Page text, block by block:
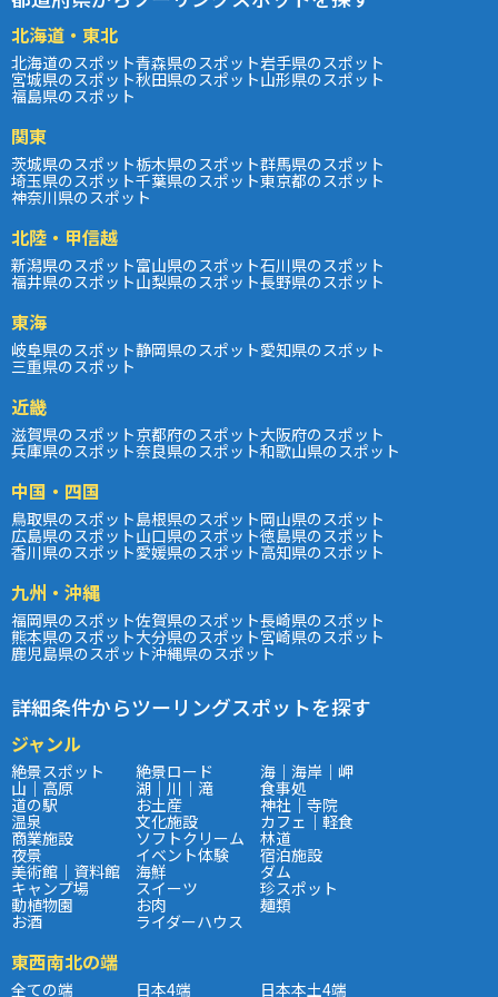
北海道・東北
北海道のスポット青森県のスポット岩手県のスポット
宮城県のスポット秋田県のスポット山形県のスポット
福島県のスポット
関東
茨城県のスポット栃木県のスポット群馬県のスポット
埼玉県のスポット千葉県のスポット東京都のスポット
神奈川県のスポット
北陸・甲信越
新潟県のスポット富山県のスポット石川県のスポット
福井県のスポット山梨県のスポット長野県のスポット
東海
岐阜県のスポット静岡県のスポット愛知県のスポット
三重県のスポット
近畿
滋賀県のスポット京都府のスポット大阪府のスポット
兵庫県のスポット奈良県のスポット和歌山県のスポット
中国・四国
鳥取県のスポット島根県のスポット岡山県のスポット
広島県のスポット山口県のスポット徳島県のスポット
香川県のスポット愛媛県のスポット高知県のスポット
九州・沖縄
福岡県のスポット佐賀県のスポット長崎県のスポット
熊本県のスポット大分県のスポット宮崎県のスポット
鹿児島県のスポット沖縄県のスポット
詳細条件からツーリングスポットを探す
ジャンル
絶景スポット 絶景ロード 海｜海岸｜岬
山｜高原 湖｜川｜滝 食事処
道の駅 お土産 神社｜寺院
温泉 文化施設 カフェ｜軽食
商業施設 ソフトクリーム 林道
夜景 イベント体験 宿泊施設
美術館｜資料館 海鮮 ダム
キャンプ場 スイーツ 珍スポット
動植物園 お肉 麺類
お酒 ライダーハウス
東西南北の端
全ての端 日本4端 日本本土4端